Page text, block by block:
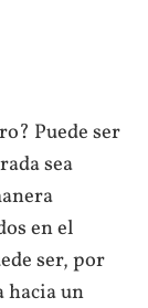
Puede ser
sea
en el
ser, por
hacia un